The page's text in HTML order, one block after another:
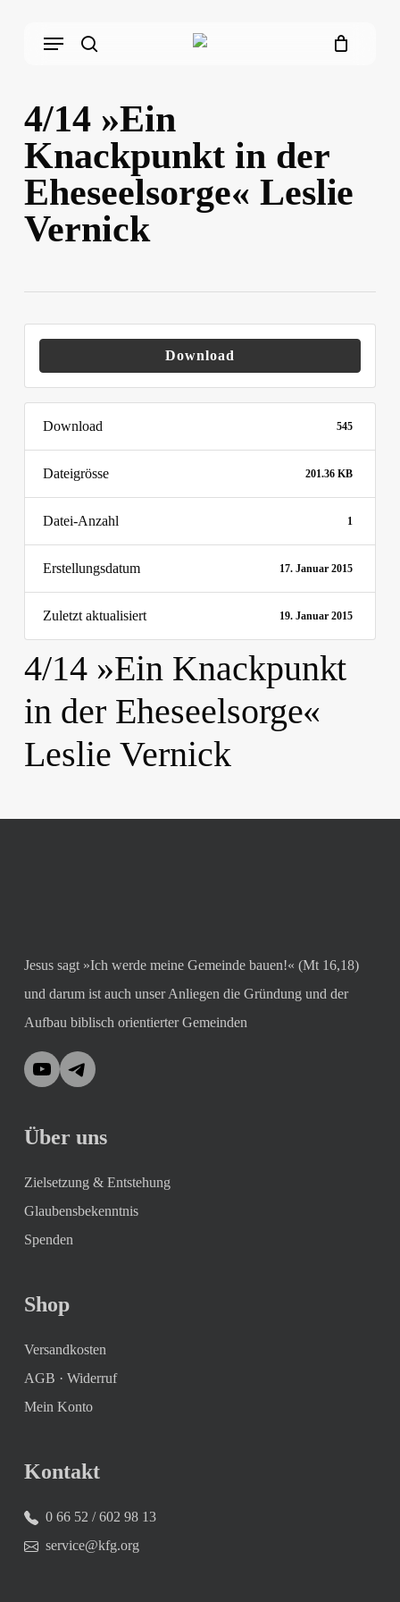
Menu
4/14 »Ein
Knackpunkt in der
Eheseelsorge« Leslie
Vernick
Download
Download 545
Dateigrösse 201.36 KB
Datei-Anzahl 1
Erstellungsdatum 17. Januar 2015
Zuletzt aktualisiert 19. Januar 2015
4/14 »Ein Knackpunkt
in der Eheseelsorge«
Leslie Vernick
Jesus sagt »Ich werde meine Gemeinde bauen!« (Mt 16,18)
und darum ist auch unser Anliegen die Gründung und der
Aufbau biblisch orientierter Gemeinden
YouTubeTelegram
Über uns
Zielsetzung & Entstehung
Glaubensbekenntnis
Spenden
Shop
Versandkosten
AGB · Widerruf
Mein Konto
Kontakt
0 66 52 / 602 98 13
service@kfg.org